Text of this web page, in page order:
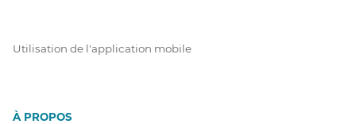
Utilisation de l'application mobile
À PROPOS